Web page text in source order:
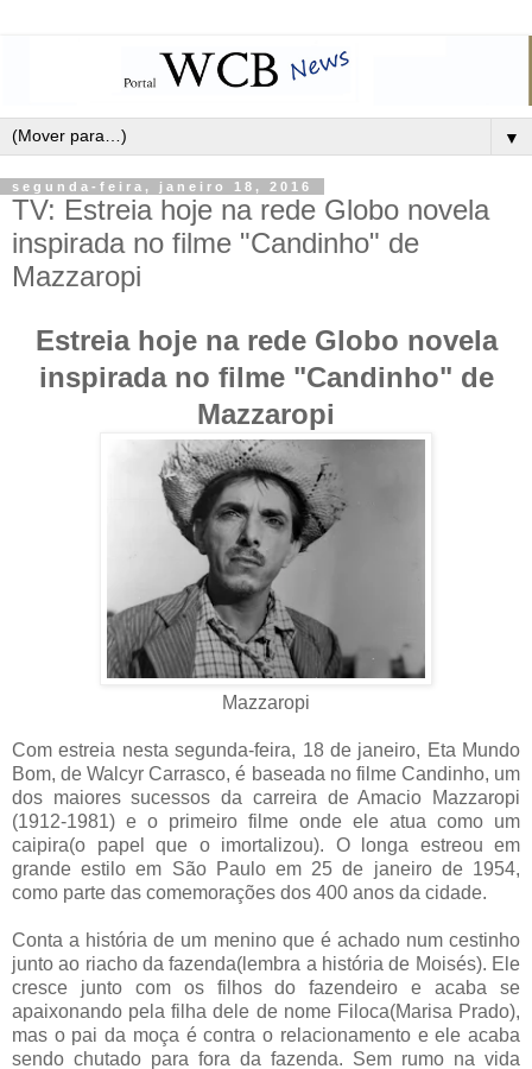
▼
segunda-feira, janeiro 18, 2016
TV: Estreia hoje na rede Globo novela
inspirada no filme "Candinho" de
Mazzaropi
Estreia hoje na rede Globo novela
inspirada no filme "Candinho" de
Mazzaropi
Mazzaropi
Com estreia nesta segunda-feira, 18 de janeiro, Eta Mundo
Bom, de Walcyr Carrasco, é baseada no filme Candinho, um
dos maiores sucessos da carreira de Amacio Mazzaropi
(1912-1981) e o primeiro filme onde ele atua como um
caipira(o papel que o imortalizou). O longa estreou em
grande estilo em São Paulo em 25 de janeiro de 1954,
como parte das comemorações dos 400 anos da cidade.
Conta a história de um menino que é achado num cestinho
junto ao riacho da fazenda(lembra a história de Moisés). Ele
cresce junto com os filhos do fazendeiro e acaba se
apaixonando pela filha dele de nome Filoca(Marisa Prado),
mas o pai da moça é contra o relacionamento e ele acaba
sendo chutado para fora da fazenda. Sem rumo na vida